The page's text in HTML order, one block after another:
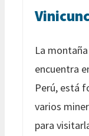
La
encuentra
Perú, está
varios
para